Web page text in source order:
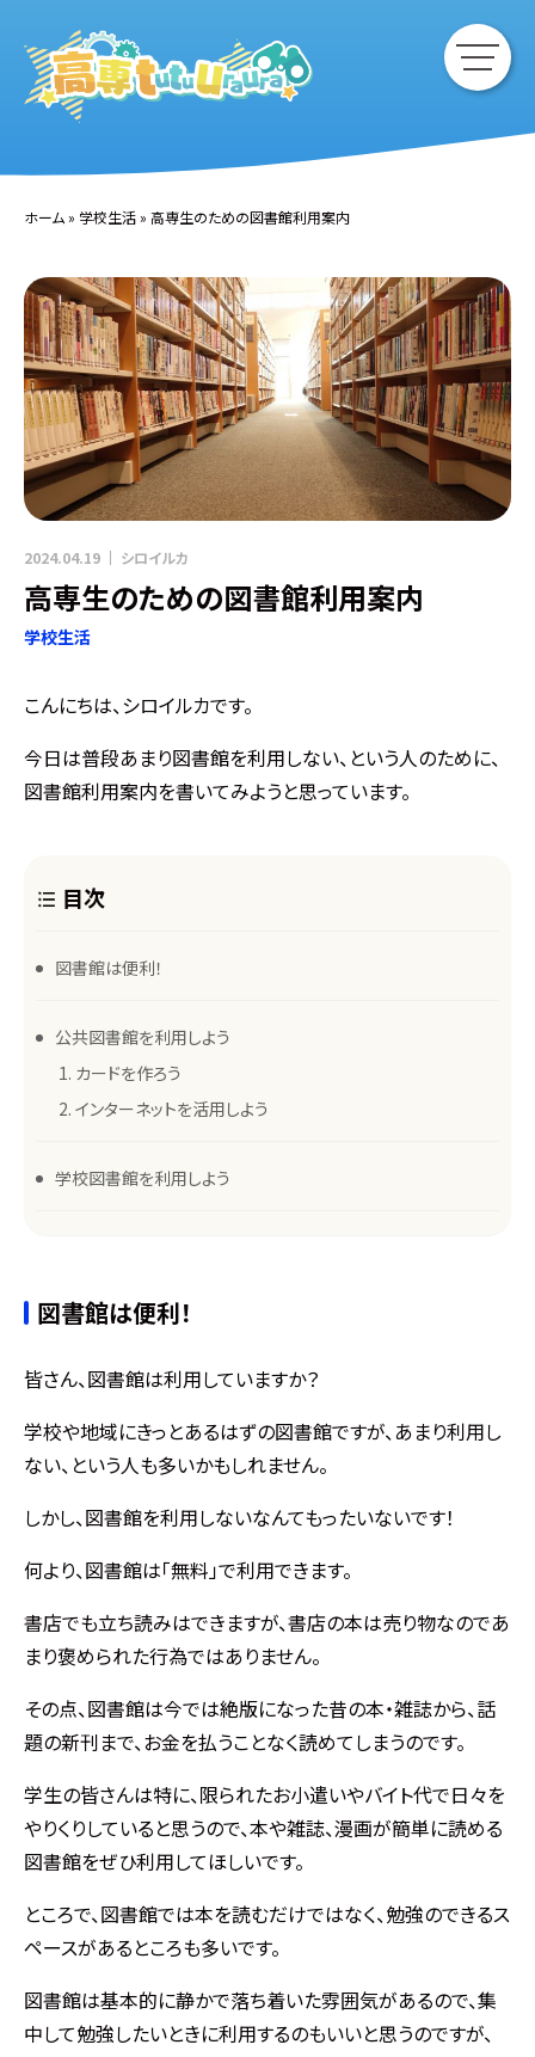
ホーム» 学校生活» 高専生のための図書館利用案内
2024.04.19 シロイルカ
高専生のための図書館利用案内
学校生活
こんにちは、シロイルカです。
今日は普段あまり図書館を利用しない、という人のために、
図書館利用案内を書いてみようと思っています。
目次
図書館は便利！
公共図書館を利用しよう
カードを作ろう
インターネットを活用しよう
学校図書館を利用しよう
図書館は便利！
皆さん、図書館は利用していますか？
学校や地域にきっとあるはずの図書館ですが、あまり利用し
ない、という人も多いかもしれません。
しかし、図書館を利用しないなんてもったいないです！
何より、図書館は「無料」で利用できます。
書店でも立ち読みはできますが、書店の本は売り物なのであ
まり褒められた行為ではありません。
その点、図書館は今では絶版になった昔の本・雑誌から、話
題の新刊まで、お金を払うことなく読めてしまうのです。
学生の皆さんは特に、限られたお小遣いやバイト代で日々を
やりくりしていると思うので、本や雑誌、漫画が簡単に読める
図書館をぜひ利用してほしいです。
ところで、図書館では本を読むだけではなく、勉強のできるス
ペースがあるところも多いです。
図書館は基本的に静かで落ち着いた雰囲気があるので、集
中して勉強したいときに利用するのもいいと思うのですが、